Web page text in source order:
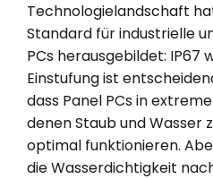
Technologielandschaft
Standard für industrielle
PCs herausgebildet: IP67
Einstufung ist
dass Panel PCs in
denen Staub und Wasser
optimal funktionieren.
die Wasserdichtigkeit